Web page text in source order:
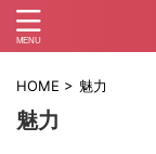
HOME > 魅力
魅力